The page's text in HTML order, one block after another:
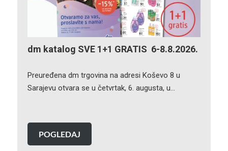
dm katalog SVE 1+1 GRATIS 6-8.8.2026.
Preuređena dm trgovina na adresi Koševo 8 u
Sarajevu otvara se u četvrtak, 6. augusta, u…
POGLEDAJ